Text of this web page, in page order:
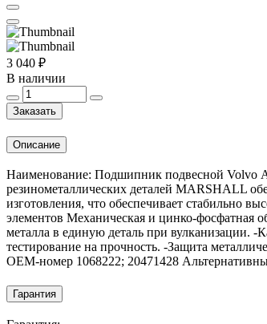
3 040 ₽
В наличии
Заказать
Описание
Наименование: Подшипник подвесной Volvo
резинометаллических деталей MARSHALL
изготовления, что обеспечивает стабильно
элементов Механическая и цинко-фосфатная
металла в единую деталь при вулканизации. -
тестирование на прочность. -Защита
OEM-номер 1068222; 20471428
Гарантия